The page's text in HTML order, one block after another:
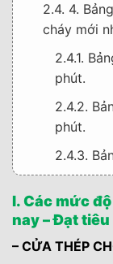
2.4. 4.
cháy mới
2.4.1.
phút.
2.4.2.
phút.
2.4.3.
phút.
2.5. Mời
báo giá
công ty
I. Các mức
nay – Đạt
– CỬA THÉP